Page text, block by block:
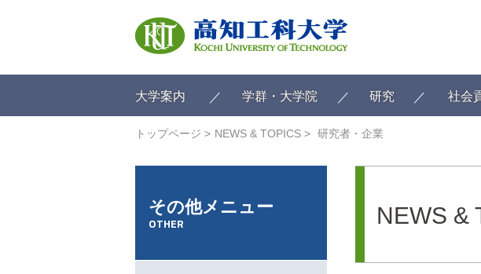
で
大学案内 学群・大学院 研究 社会
トップページ NEWS & TOPICS 研究者・企業
NEWS &
その他メニュー
OTHER